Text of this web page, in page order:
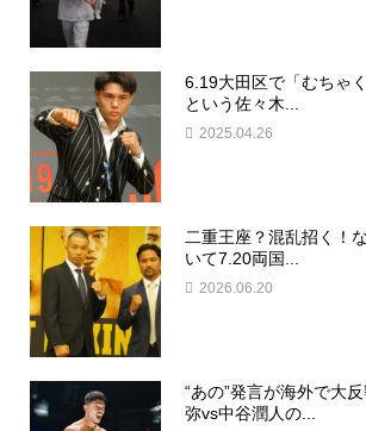
6.19大田区で「むちゃ
という佐々木...
2025.04.26
二重王座？混乱招く！
いて7.20両国...
2026.06.20
“あの”発言が海外で大
弥vs中谷潤人の...